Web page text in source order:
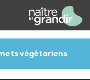
végétariens